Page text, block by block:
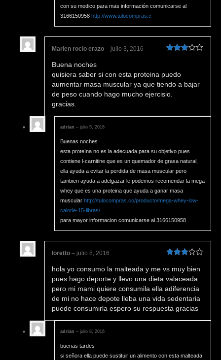
con su medico para mas información comunicarse al
3166150958 http://www.tulocompras.c
Marlen rocio erazo – julio 3, 2016
Buena noches
quisiera saber si con esta proteina puedo
aumentar masa muscular ya que tiendo a bajar
de peso cuando hago mucho ejercisio.
gracias.
adrian – julio 5, 2016
Buenas noches
esta proteína no es la adecuada para su objetivo pues
contiene l-carnitine que es un quemador de grasa natural,
ella ayuda a evitar la perdida de masa muscular pero
tambien ayuda a adelgazar le podemos recomendar la mega
whey que es una proteina que ayuda a ganar masa
muscular http://tulocompras.co/producto/mega-whey-low-
calorie-15-libras/
para mayor informacion comunicarse al 3166150958
en3de
loretto – julio 8, 2016
hola yo consumo la malteada y me vs muy bien
pues hago deporte y llevo una dieta valaceada
pero mi mami quiere consumila ella adiferencia
de mi no hace depote lleba una vida sedentaria
puede consumirla espero su respuesta gracias
adrian – julio 8, 2016
buenas tardes
si señora ella puede sustituir un alimento con esta malteada